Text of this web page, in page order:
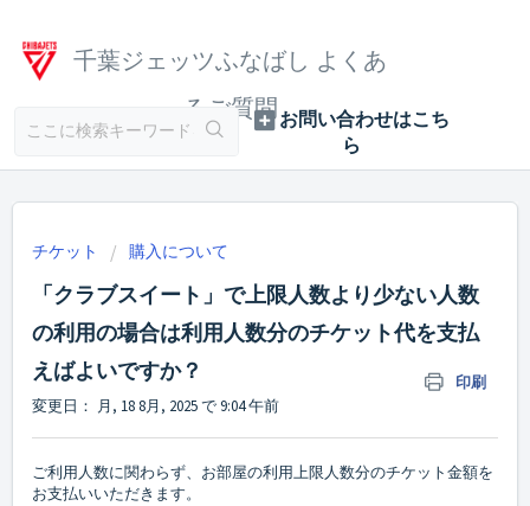
千葉ジェッツふなばし よくあ
るご質問
チケット 購入について
「クラブスイート」で上限人数より少ない人数
の利用の場合は利用人数分のチケット代を支払
えばよいですか？
印刷
変更日： 月, 18 8月, 2025 で 9:04 午前
ご利用人数に関わらず、お部屋の利用上限人数分のチケット金額を
お支払いいただきます。